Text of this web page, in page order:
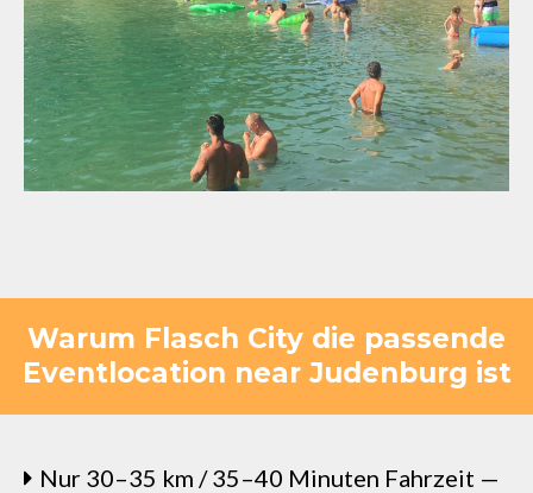
Warum Flasch City die passende
Eventlocation near Judenburg ist
Nur 30–35 km / 35–40 Minuten Fahrzeit —